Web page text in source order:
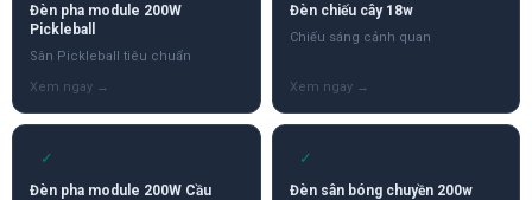
Đèn pha module 200W
Pickleball
Sân Pickleball tiêu chuẩn
Đèn chiếu cây 18w
Chiếu sáng cảnh quan
✓
Đèn pha module 200W Cầu
✓
Đèn sân bóng chuyền 200w